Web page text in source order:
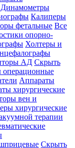
Динамометры
Калиперы
фетальные Все
опорно-
Холтеры и
АД Скрыть
операционные
Аппараты
хирургические
вен и
хирургические
терапии
Скрыть